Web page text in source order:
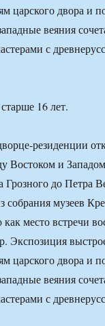
царского двора и
веяния
с
16 лет.
резиденции
Востоком и
Грозного до Петра
собрания музеев
как место встречи
Экспозиция
царского двора и
веяния
с